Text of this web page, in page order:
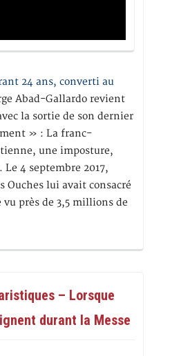
24 ans, converti au
Abad-Gallardo revient
la sortie de son dernier
» : La franc-
une imposture,
Le 4 septembre 2017,
Ouches lui avait consacré
près de 3,5 millions de
– Lorsque
durant la Messe